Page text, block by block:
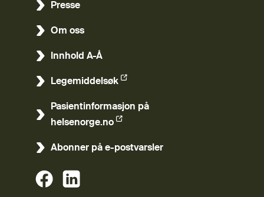
Presse
Om oss
Innhold A-Å
Legemiddelsøk
(Ekstern lenke)
Pasientinformasjon på
helsenorge.no
(Ekstern lenke)
Abonner på e-postvarsler
(Ekstern lenke)